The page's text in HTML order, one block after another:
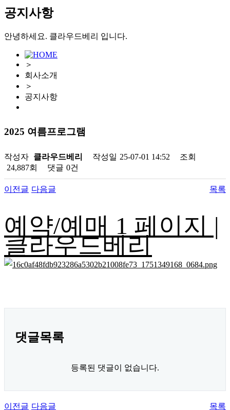
공지사항
안녕하세요. 클라우드베리 입니다.
＞
회사소개
＞
공지사항
2025 여름프로그램
작성자 클라우드베리 작성일 25-07-01 14:52
조회
24,887회
댓글 0건
이전글 다음글 목록
예약/예매 1 페이지 |
클라우드베리
댓글목록
등록된 댓글이 없습니다.
이전글 다음글 목록